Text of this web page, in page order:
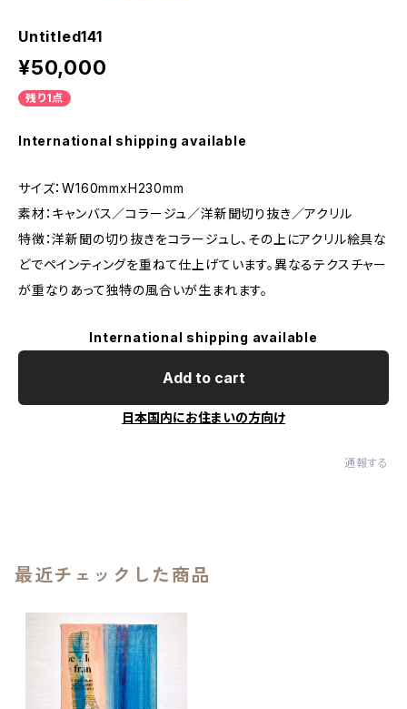
Untitled141
¥50,000
残り1点
International shipping available
サイズ：W160mmxH230mm
素材：キャンバス／コラージュ／洋新聞切り抜き／アクリル
特徴：洋新聞の切り抜きをコラージュし、その上にアクリル絵具な
どでペインティングを重ねて仕上げています。異なるテクスチャー
が重なりあって独特の風合いが生まれます。
International shipping available
Add to cart
日本国内にお住まいの方向け
通報する
最近チェックした商品